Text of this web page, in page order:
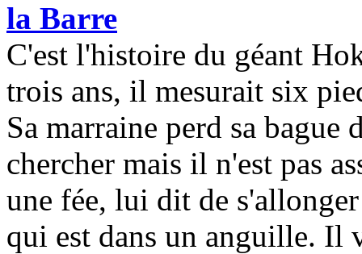
la Barre
C'est l'histoire du géant
trois ans, il mesurait six
Sa marraine perd sa
chercher mais il n'est pas
une fée, lui dit de
qui est dans un anguille. Il